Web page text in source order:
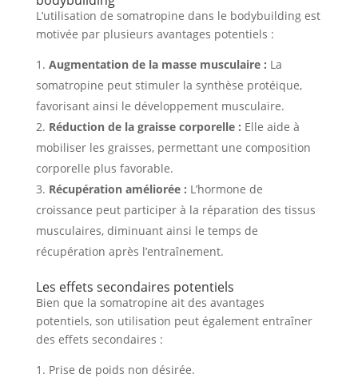
L’utilisation de somatropine dans le bodybuilding est
motivée par plusieurs avantages potentiels :
Augmentation de la masse musculaire : La
somatropine peut stimuler la synthèse protéique,
favorisant ainsi le développement musculaire.
Réduction de la graisse corporelle : Elle aide à
mobiliser les graisses, permettant une composition
corporelle plus favorable.
Récupération améliorée : L’hormone de
croissance peut participer à la réparation des tissus
musculaires, diminuant ainsi le temps de
récupération après l’entraînement.
Les effets secondaires potentiels
Bien que la somatropine ait des avantages
potentiels, son utilisation peut également entraîner
des effets secondaires :
Prise de poids non désirée.